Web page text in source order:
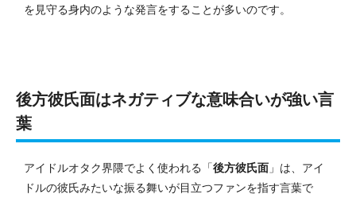
を見守る身内のような発言をすることが多いのです。
後方彼氏面はネガティブな意味合いが強い言
葉
アイドルオタク界隈でよく使われる「後方彼氏面 」は、アイ
ドルの彼氏みたいな振る舞いが目立つファンを指す言葉で